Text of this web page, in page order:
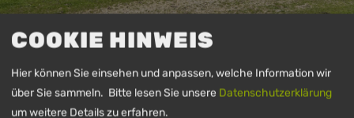
Abwechslungsreich und auf die Bedürfnisse der Kinder abgestimmt,
geben wir euch bei einer kleinen Wanderung Einblick in unsere
heimische Kräuterwelt.
COOKIE HINWEIS
Hier können Sie einsehen und anpassen, welche Information wir
über Sie sammeln. Bitte lesen Sie unsere Datenschutzerklärung
um weitere Details zu erfahren.